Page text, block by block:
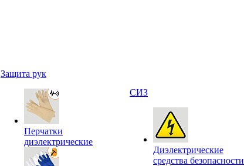
Защита рук
Перчатки
диэлектрические
СИЗ
Диэлектрические
средства безопасности